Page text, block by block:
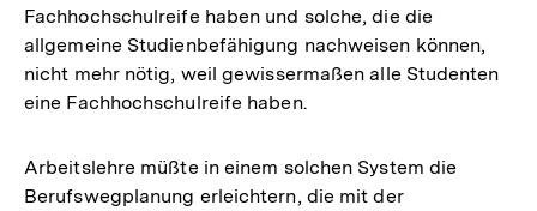
Fachhochschulreife haben und solche, die die
allgemeine Studienbefähigung nachweisen können,
nicht mehr nötig, weil gewissermaßen alle Studenten
eine Fachhochschulreife haben.
Arbeitslehre müßte in einem solchen System die
Berufswegplanung erleichtern, die mit der